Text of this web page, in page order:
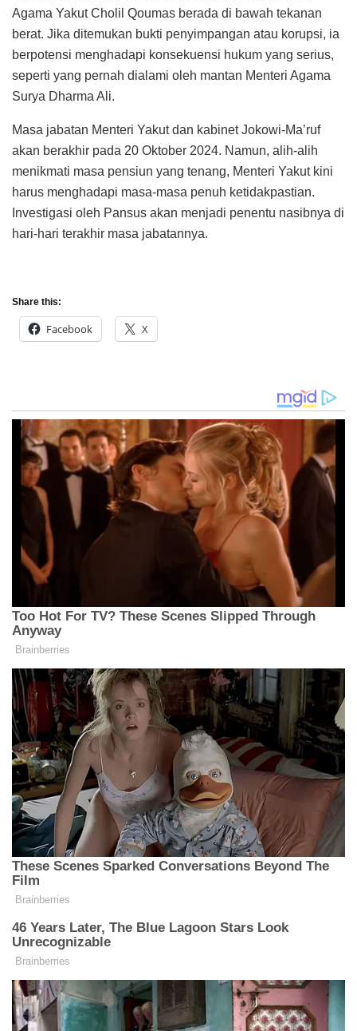
Agama Yakut Cholil Qoumas berada di bawah tekanan
berat. Jika ditemukan bukti penyimpangan atau korupsi, ia
berpotensi menghadapi konsekuensi hukum yang serius,
seperti yang pernah dialami oleh mantan Menteri Agama
Surya Dharma Ali.
Masa jabatan Menteri Yakut dan kabinet Jokowi-Ma’ruf
akan berakhir pada 20 Oktober 2024. Namun, alih-alih
menikmati masa pensiun yang tenang, Menteri Yakut kini
harus menghadapi masa-masa penuh ketidakpastian.
Investigasi oleh Pansus akan menjadi penentu nasibnya di
hari-hari terakhir masa jabatannya.
Share this:
Facebook X